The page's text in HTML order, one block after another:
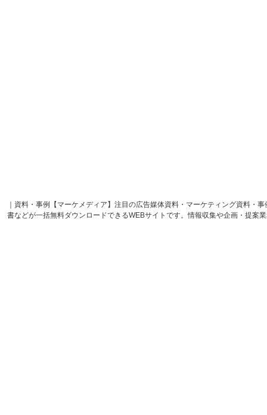
｜資料・事例【マーケメディア】注目の広告媒体資料・マーケティング資料・
書などが一括無料ダウンロードできるWEBサイトです。情報収集や企画・提案